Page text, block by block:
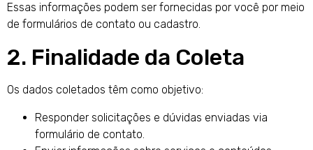
Essas informações podem ser fornecidas por você por meio
de formulários de contato ou cadastro.
2. Finalidade da Coleta
Os dados coletados têm como objetivo:
Responder solicitações e dúvidas enviadas via
formulário de contato.